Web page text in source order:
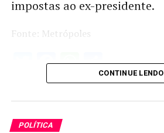
impostas ao ex-presidente.
Fonte: Metrópoles
Twitter
Facebook
WhatsApp
Share
CONTINUE LENDO
POLÍTICA